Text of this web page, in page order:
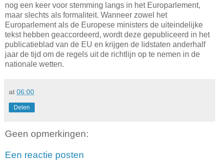
nog een keer voor stemming langs in het Europarlement,
maar slechts als formaliteit. Wanneer zowel het
Europarlement als de Europese ministers de uiteindelijke
tekst hebben geaccordeerd, wordt deze gepubliceerd in het
publicatieblad van de EU en krijgen de lidstaten anderhalf
jaar de tijd om de regels uit de richtlijn op te nemen in de
nationale wetten.
at 06:00
Delen
Geen opmerkingen:
Een reactie posten